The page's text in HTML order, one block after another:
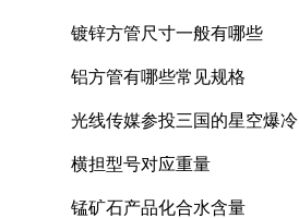
镀锌方管尺寸一般有哪些
铝方管有哪些常见规格
光线传媒参投三国的星空爆冷
横担型号对应重量
锰矿石产品化合水含量